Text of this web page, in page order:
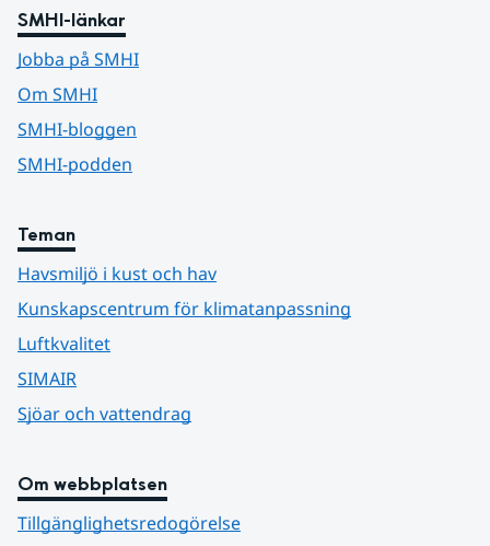
SMHI-länkar
Jobba på SMHI
Om SMHI
SMHI-bloggen
SMHI-podden
Teman
Havsmiljö i kust och hav
Kunskapscentrum för klimatanpassning
Luftkvalitet
SIMAIR
Sjöar och vattendrag
Om webbplatsen
Tillgänglighetsredogörelse